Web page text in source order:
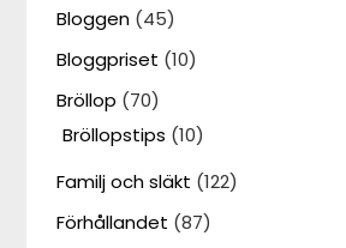
Bloggen (45)
Bloggpriset (10)
Bröllop (70)
Bröllopstips (10)
Familj och släkt (122)
Förhållandet (87)